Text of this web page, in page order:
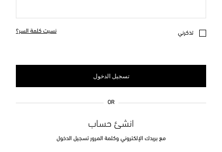
تذكرني نسيت كلمة السر؟
تسجيل الدخول
OR
انشئ حساب
مع بريدك الإلكتروني وكلمة المرور تسجيل الدخول